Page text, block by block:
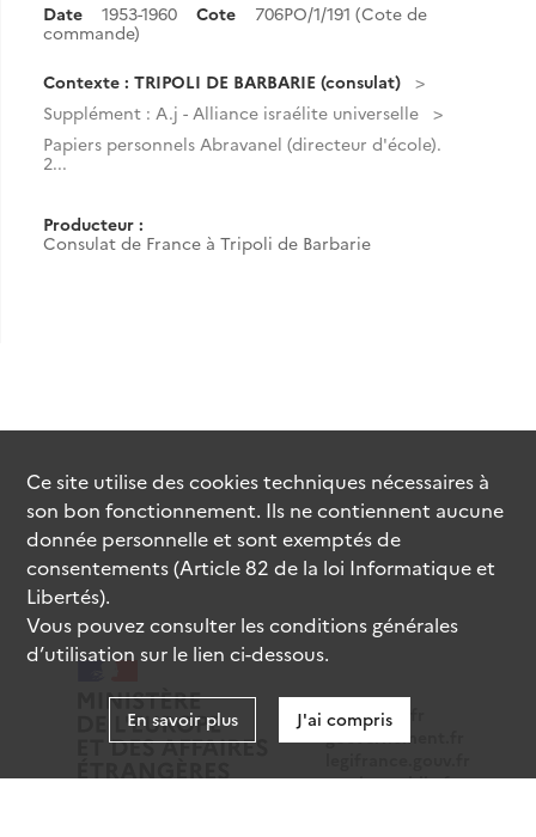
Date 1953-1960 Cote
706PO/1/191 (Cote de
commande)
Contexte : TRIPOLI DE BARBARIE (consulat)
Supplément : A.j - Alliance israélite universelle
Papiers personnels Abravanel (directeur d'école).
2...
Producteur :
Consulat de France à Tripoli de Barbarie
data.gouv.fr
gouvernement.fr
service-public.fr
Ce site utilise descookiestechniques nécessaires à
son bon fonctionnement. Ils ne contiennent aucune
donnée personnelle et sont exemptés de
consentements (Article 82 de la loi Informatique et
Libertés).
Vous pouvez consulter les conditions générales
d’utilisation sur le lien ci-dessous.
En savoir plus J'ai compris